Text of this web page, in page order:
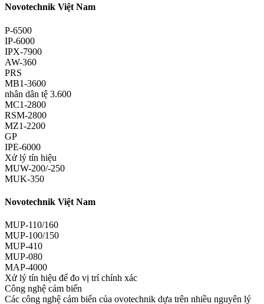
Novotechnik Việt Nam
P-6500
IP-6000
IPX-7900
AW-360
PRS
MB1-3600
nhân dân tệ 3.600
MC1-2800
RSM-2800
MZ1-2200
GP
IPE-6000
Xử lý tín hiệu
MUW-200/-250
MUK-350
Novotechnik Việt Nam
MUP-110/160
MUP-100/150
MUP-410
MUP-080
MAP-4000
Xử lý tín hiệu để đo vị trí chính xác
Công nghệ cảm biến
Các công nghệ cảm biến của ovotechnik dựa trên nhiều nguyên lý